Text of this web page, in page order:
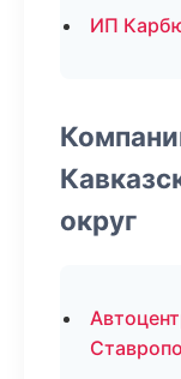
ИП
округ